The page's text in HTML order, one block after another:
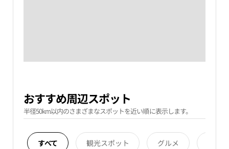
おすすめ周辺スポット
半径50km以内のさまざまなスポットを近い順に表示します。
すべて 観光スポット グルメ